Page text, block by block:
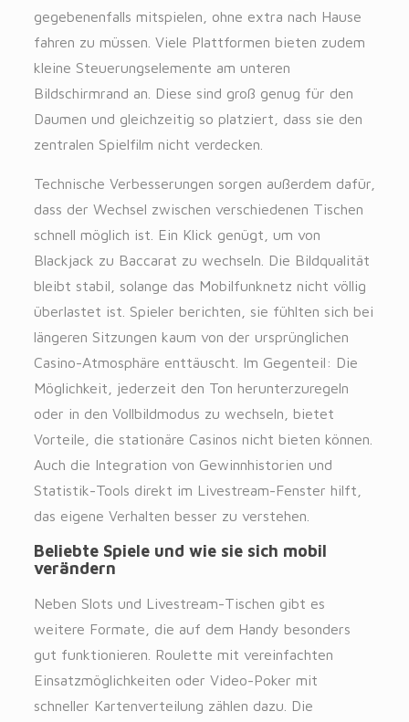
gegebenenfalls mitspielen, ohne extra nach Hause
fahren zu müssen. Viele Plattformen bieten zudem
kleine Steuerungselemente am unteren
Bildschirmrand an. Diese sind groß genug für den
Daumen und gleichzeitig so platziert, dass sie den
zentralen Spielfilm nicht verdecken.
Technische Verbesserungen sorgen außerdem dafür,
dass der Wechsel zwischen verschiedenen Tischen
schnell möglich ist. Ein Klick genügt, um von
Blackjack zu Baccarat zu wechseln. Die Bildqualität
bleibt stabil, solange das Mobilfunknetz nicht völlig
überlastet ist. Spieler berichten, sie fühlten sich bei
längeren Sitzungen kaum von der ursprünglichen
Casino-Atmosphäre enttäuscht. Im Gegenteil: Die
Möglichkeit, jederzeit den Ton herunterzuregeln
oder in den Vollbildmodus zu wechseln, bietet
Vorteile, die stationäre Casinos nicht bieten können.
Auch die Integration von Gewinnhistorien und
Statistik-Tools direkt im Livestream-Fenster hilft,
das eigene Verhalten besser zu verstehen.
Beliebte Spiele und wie sie sich mobil
verändern
Neben Slots und Livestream-Tischen gibt es
weitere Formate, die auf dem Handy besonders
gut funktionieren. Roulette mit vereinfachten
Einsatzmöglichkeiten oder Video-Poker mit
schneller Kartenverteilung zählen dazu. Die